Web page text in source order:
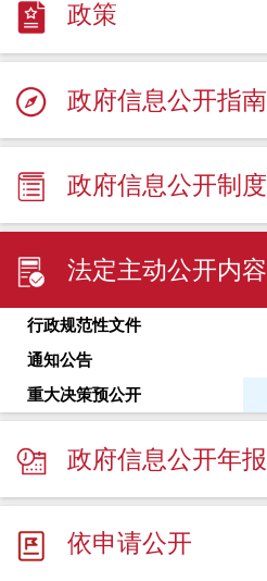
政策
政府信息公开指南
政府信息公开制度
法定主动公开内容
行政规范性文件
通知公告
重大决策预公开
政府信息公开年报
依申请公开